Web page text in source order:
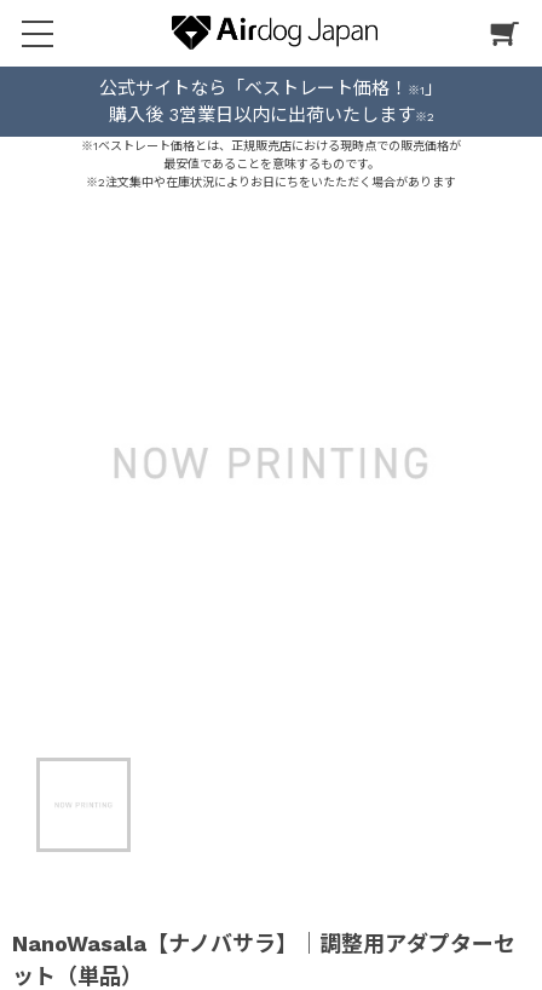
公式サイトなら「ベストレート価格！ ※1 」
購入後 3営業日以内に出荷いたします※2
※1ベストレート価格とは、正規販売店における現時点での販売価格が
最安値であることを意味するものです。
※2注文集中や在庫状況によりお日にちをいたただく場合があります
NanoWasala【ナノバサラ】｜調整用アダプターセ
ット（単品）